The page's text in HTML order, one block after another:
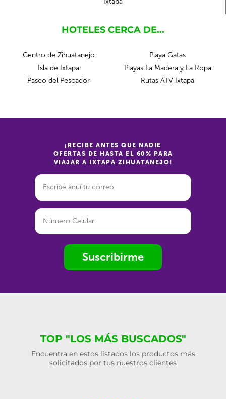
HOTELES CERCA DE...
Centro de Zihuatanejo
Isla de Ixtapa
Paseo del Pescador
Playa Gatas
Playas La Madera y La Ropa
Rutas ATV Ixtapa
¡RECIBE ANTES QUE NADIE
OFERTAS DE HASTA EL 60% PARA
VIAJAR A IXTAPA ZIHUATANEJO!
Suscribirme
TOP "LOS MÁS BUSCADOS"
Encuentra en estos listados los productos más
solicitados por tus nuestros clientes